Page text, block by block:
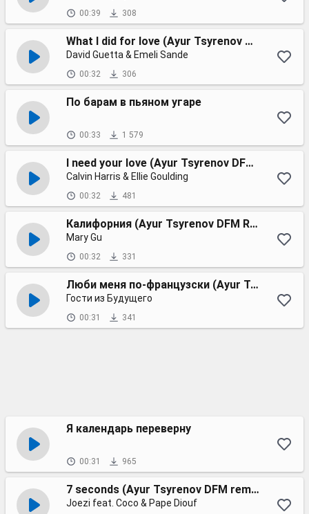
00:39 308
What I did for love (Ayur Tsyrenov DFM remix)
David Guetta & Emeli Sande
00:32 306
По барам в пьяном угаре
00:33 1 579
I need your love (Ayur Tsyrenov DFM remix)
Calvin Harris & Ellie Goulding
00:32 481
Калифорния (Ayur Tsyrenov DFM Remix)
Mary Gu
00:32 331
Люби меня по-французски (Ayur Tsyrenov remix)
Гости из Будущего
00:31 341
Я календарь переверну
00:31 965
7 seconds (Ayur Tsyrenov DFM remix)
Joezi feat. Coco & Pape Diouf